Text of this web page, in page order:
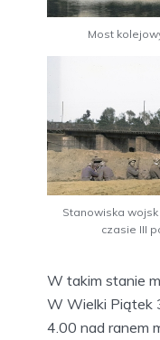
Most
Stanowiska
czasie III
W takim stanie
W Wielki Piątek
4.00 nad ranem